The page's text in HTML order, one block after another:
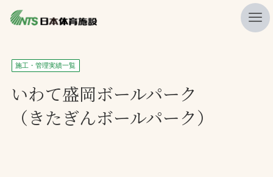
私たちの強み
ニュース
プレスリリース
施工・管理実績一覧
いわて盛岡ボールパーク
（きたぎんボールパーク）